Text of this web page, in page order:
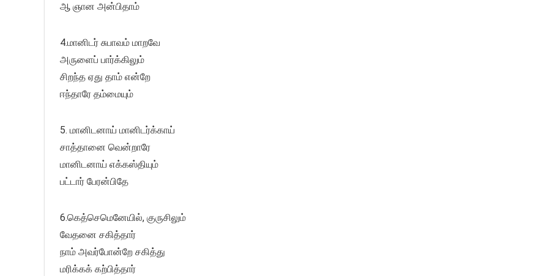
ஆ ஞான அன்பிதாம்
4.மானிடர் சுபாவம் மாறவே
அருளைப் பார்க்கிலும்
சிறந்த ஏது தாம் என்றே
ஈந்தாரே தம்மையும்
5. மானிடனாய் மானிடர்க்காய்
சாத்தானை வென்றாரே
மானிடனாய் எக்கஸ்தியும்
பட்டார் பேரன்பிதே
6.கெத்செமெனேயில், குருசிலும்
வேதனை சகித்தார்
நாம் அவர்போன்றே சகித்து
மரிக்கக் கற்பித்தார்